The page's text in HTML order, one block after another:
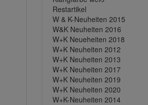
Restartikel
W & K-Neuheiten 2015
W&K Neuheiten 2016
W+K Neueheiten 2018
W+K Neuheiten 2012
W+K Neuheiten 2013
W+K Neuheiten 2017
W+K Neuheiten 2019
W+K Neuheiten 2020
W+K-Neuheiten 2014